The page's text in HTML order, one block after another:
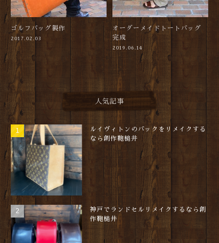
ゴルフバッグ製作
2017.02.03
オーダーメイドトートバッグ
完成
2019.06.14
人気記事
ルイヴィトンのバックをリメイクする
なら創作鞄槌井
神戸でランドセルリメイクするなら創
作鞄槌井